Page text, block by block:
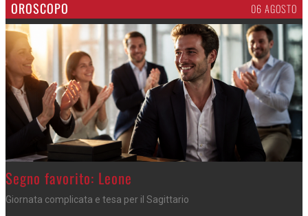
OROSCOPO 06 AGOSTO
>
Segno favorito: Leone
Giornata complicata e tesa per il Sagittario